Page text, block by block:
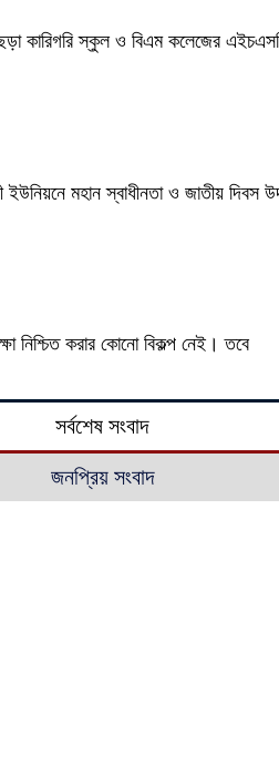
কারিগরি স্কুল ও বিএম কলেজের এইচএসসি
ইউনিয়নে মহান স্বাধীনতা ও জাতীয় দিবস
নিশ্চিত করার কোনো বিকল্প নেই। তবে
সর্বশেষ সংবাদ
জনপ্রিয় সংবাদ